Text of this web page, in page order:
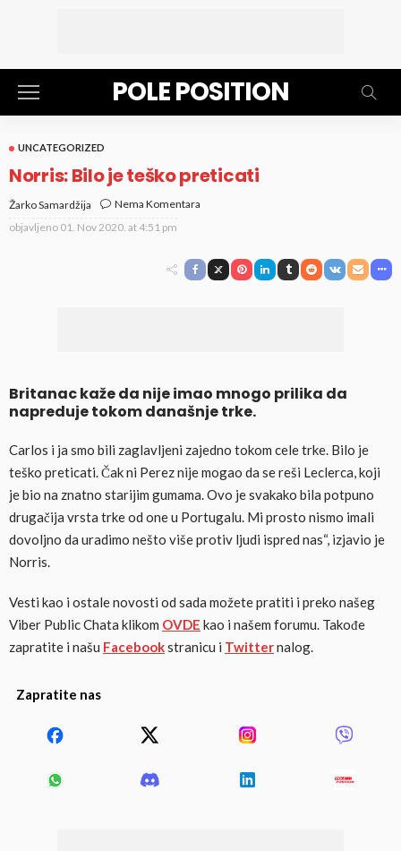
POLE POSITION
UNCATEGORIZED
Norris: Bilo je teško preticati
Žarko Samardžija
Nema Komentara
objavljeno 01. Nov 2020. at 4:51 pm
Britanac kaže da nije imao mnogo prilika da
napreduje tokom današnje trke.
Carlos i ja smo bili zaglavljeni zajedno tokom cele trke. Bilo je
teško preticati. Čak ni Perez nije mogao da se reši Leclerca, koji
je bio na znatno starijim gumama. Ovo je svakako bila potpuno
drugačija vrsta trke od one u Portugalu. Mi prosto nismo imali
dovoljno da uradimo nešto više protiv ljudi ispred nas“, izjavio je
Norris.
Vesti kao i ostale novosti od sada možete pratiti i preko našeg
Viber Public Chata klikom OVDE kao i našem forumu. Takođe
zapratite i našu Facebookstranicu i Twitternalog.
Zapratite nas